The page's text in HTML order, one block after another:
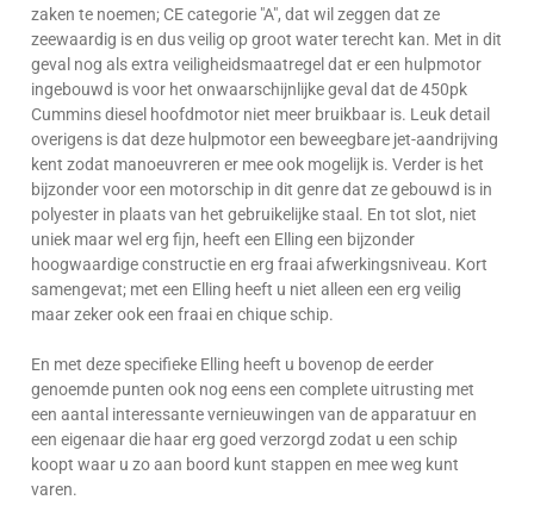
zaken te noemen; CE categorie "A", dat wil zeggen dat ze
zeewaardig is en dus veilig op groot water terecht kan. Met in dit
geval nog als extra veiligheidsmaatregel dat er een hulpmotor
ingebouwd is voor het onwaarschijnlijke geval dat de 450pk
Cummins diesel hoofdmotor niet meer bruikbaar is. Leuk detail
overigens is dat deze hulpmotor een beweegbare jet-aandrijving
kent zodat manoeuvreren er mee ook mogelijk is. Verder is het
bijzonder voor een motorschip in dit genre dat ze gebouwd is in
polyester in plaats van het gebruikelijke staal. En tot slot, niet
uniek maar wel erg fijn, heeft een Elling een bijzonder
hoogwaardige constructie en erg fraai afwerkingsniveau. Kort
samengevat; met een Elling heeft u niet alleen een erg veilig
maar zeker ook een fraai en chique schip.
En met deze specifieke Elling heeft u bovenop de eerder
genoemde punten ook nog eens een complete uitrusting met
een aantal interessante vernieuwingen van de apparatuur en
een eigenaar die haar erg goed verzorgd zodat u een schip
koopt waar u zo aan boord kunt stappen en mee weg kunt
varen.